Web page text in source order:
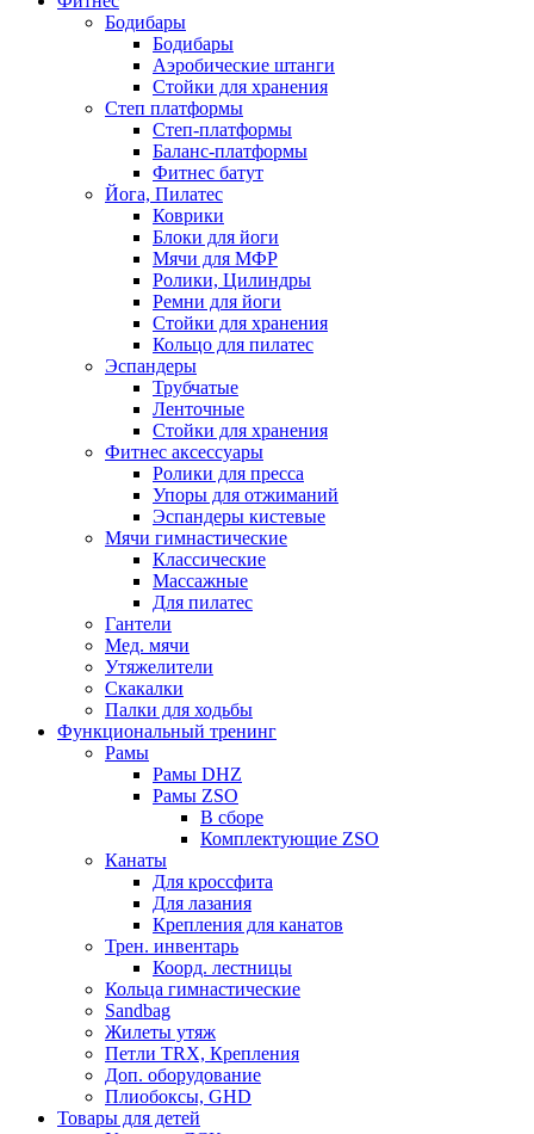
Бодибары
Бодибары
Аэробические штанги
Стойки для хранения
Степ платформы
Степ-платформы
Баланс-платформы
Фитнес батут
Йога, Пилатес
Коврики
Блоки для йоги
Мячи для МФР
Ролики, Цилиндры
Ремни для йоги
Стойки для хранения
Кольцо для пилатес
Эспандеры
Трубчатые
Ленточные
Стойки для хранения
Фитнес аксессуары
Ролики для пресса
Упоры для отжиманий
Эспандеры кистевые
Мячи гимнастические
Классические
Массажные
Для пилатес
Гантели
Мед. мячи
Утяжелители
Скакалки
Палки для ходьбы
Функциональный тренинг
Рамы
Рамы DHZ
Рамы ZSO
В сборе
Комплектующие ZSO
Канаты
Для кроссфита
Для лазания
Крепления для канатов
Трен. инвентарь
Коорд. лестницы
Кольца гимнастические
Sandbag
Жилеты утяж
Петли TRX, Крепления
Доп. оборудование
Плиобоксы, GHD
Товары для детей